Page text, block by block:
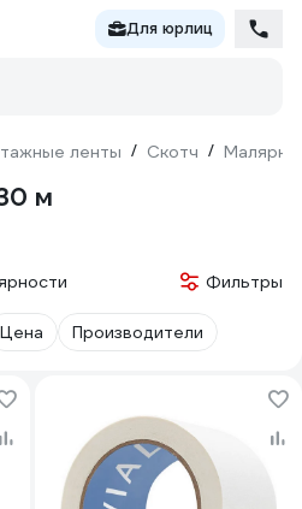
Для юрлиц
ленты / Скотч /
м
Фильтры
Цена Производители